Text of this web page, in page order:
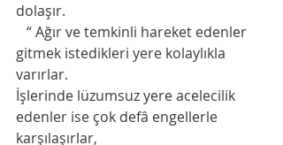
dolaşır.
gitmek istedikleri yere kolaylıkla
varırlar.
İşlerinde lüzumsuz yere acelecilik
edenler ise çok defâ engellerle
karşılaşırlar,